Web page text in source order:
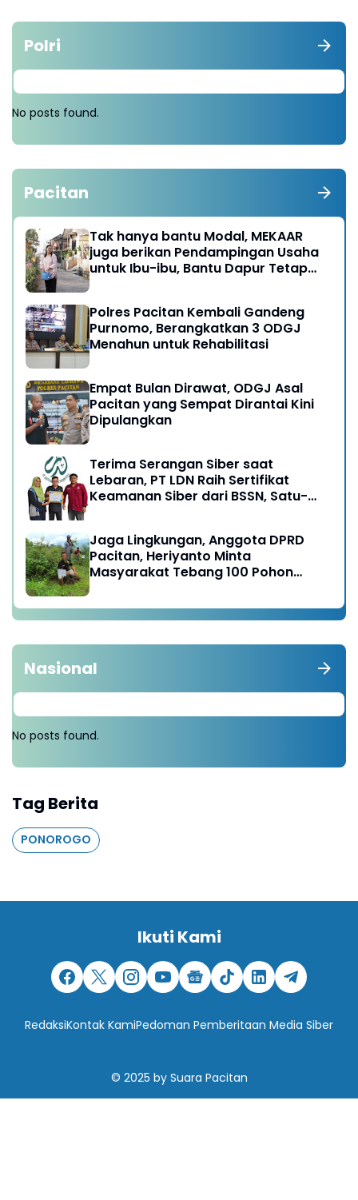
Polri
No posts found.
Pacitan
Tak hanya bantu Modal, MEKAAR
juga berikan Pendampingan Usaha
untuk Ibu-ibu, Bantu Dapur Tetap
Polres Pacitan Kembali Gandeng
Purnomo, Berangkatkan 3 ODGJ
Menahun untuk Rehabilitasi
Empat Bulan Dirawat, ODGJ Asal
Pacitan yang Sempat Dirantai Kini
Dipulangkan
Terima Serangan Siber saat
Lebaran, PT LDN Raih Sertifikat
Keamanan Siber dari BSSN, Satu-
Jaga Lingkungan, Anggota DPRD
Pacitan, Heriyanto Minta
Masyarakat Tebang 100 Pohon
Nasional
No posts found.
Tag Berita
PONOROGO
Ikuti Kami
RedaksiKontak KamiPedoman Pemberitaan Media Siber
© 2025 by Suara Pacitan